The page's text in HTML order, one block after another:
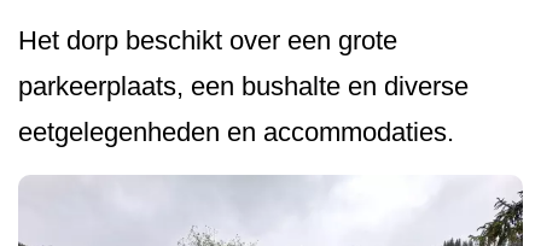
Het dorp beschikt over een grote
parkeerplaats, een bushalte en diverse
eetgelegenheden en accommodaties.